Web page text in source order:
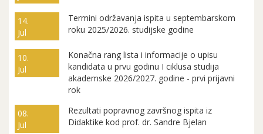
14.
Jul
Termini održavanja ispita u septembarskom
roku 2025/2026. studijske godine
10.
Jul
Konačna rang lista i informacije o upisu
kandidata u prvu godinu I ciklusa studija
akademske 2026/2027. godine - prvi prijavni
rok
08.
Jul
Rezultati popravnog završnog ispita iz
Didaktike kod prof. dr. Sandre Bjelan